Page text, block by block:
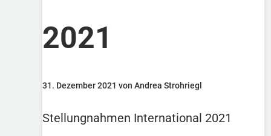
2021
31. Dezember 2021 von Andrea Strohriegl
Stellungnahmen International 2021